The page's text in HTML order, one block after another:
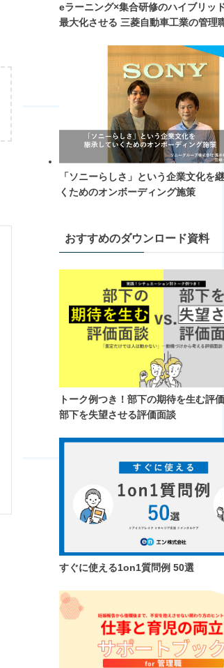
eラーニング×集合研修のハイブリッ
最大化させる 三菱自動車工業の管理
「ソニーらしさ」という企業文化を
くためのオンボーディング施策
おすすめのダウンロード資料
トーク例つき！​部下の期待を生む評
部下を失望させる評価面談
すぐに使える1on1質問例 50選